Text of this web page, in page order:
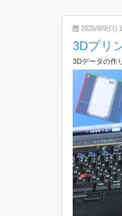
2026/8/9(日)
3Dプリ
3Dデータの作